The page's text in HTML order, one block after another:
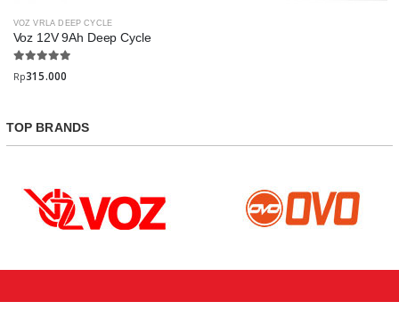
VOZ VRLA DEEP CYCLE
Voz 12V 9Ah Deep Cycle
Rp315.000
TOP BRANDS